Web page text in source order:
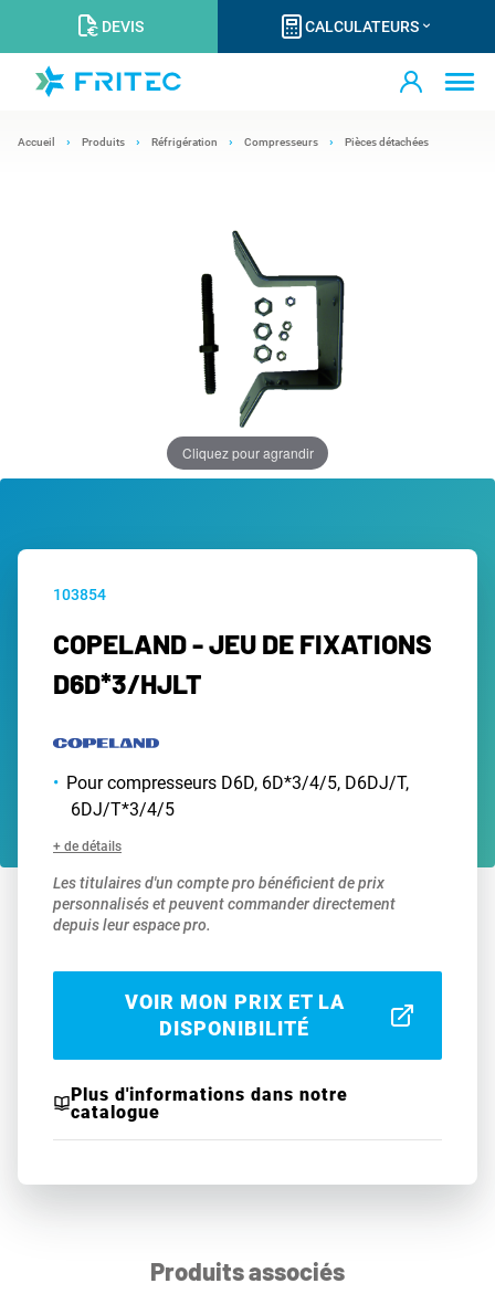
DEVIS CALCULATEURS
Accueil Produits Réfrigération Compresseurs Pièces détachées
Cliquez pour agrandir
103854
COPELAND - JEU DE FIXATIONS
D6D*3/HJLT
Pour compresseurs D6D, 6D*3/4/5, D6DJ/T,
6DJ/T*3/4/5
+ de détails
Les titulaires d'un compte pro bénéficient de prix
personnalisés et peuvent commander directement
depuis leur espace pro.
VOIR MON PRIX ET LA
DISPONIBILITÉ
Plus d'informations dans notre
catalogue
Produits associés